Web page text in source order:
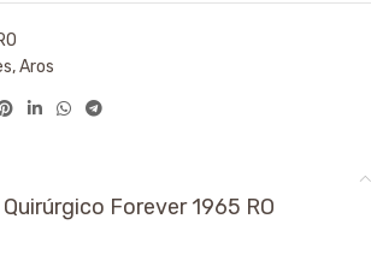
,Aros
Forever 1965 RO